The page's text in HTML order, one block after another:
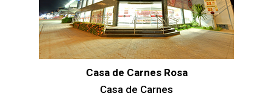
Casa de Carnes Rosa
Casa de Carnes